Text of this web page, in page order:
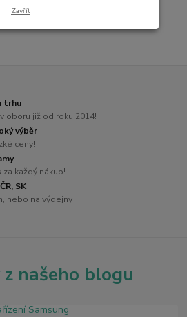
trhu
oboru již od roku 2014!
výběr
ceny!
každý nákup!
SK
nebo na výdejny
našeho blogu
Zavřít